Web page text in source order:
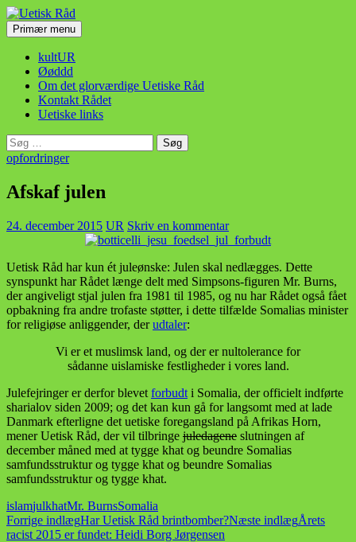
Hop
til
indhold
Uetisk Råd
SøgPrimær menu
kultUR
Øøddd
Om det glorværdige Uetiske Råd
Kontakt Rådet
Uetiske links
Søg
efter:
opfordringer
Afskaf julen
24. december 2015 UR Skriv en kommentar
Uetisk Råd har kun ét juleønske: Julen skal nedlægges. Dette
synspunkt har Rådet længe delt med Simpsons-figuren Mr. Burns,
der angiveligt stjal julen fra 1981 til 1985, og nu har Rådet også fået
opbakning fra andre trofaste støtter, i dette tilfælde Somalias minister
for religiøse anliggender, derudtaler:
Vi er et muslimsk land, og der er nultolerance for
sådanne uislamiske festligheder i vores land.
Julefejringer er derfor blevet forbudt i Somalia, der officielt indførte
sharialov siden 2009; og det kan kun gå for langsomt med at lade
Danmark efterligne det uetiske foregangsland på Afrikas Horn,
mener Uetisk Råd, der vil tilbringe juledagene slutningen af
december måned med at tygge khat og beundre Somalias
samfundsstruktur og tygge khat og beundre Somalias
samfundsstruktur og tygge khat.
islamjulkhatMr. BurnsSomalia
Indlægsnavigation
Forrige indlægHar Uetisk Råd brintbomber?Næste indlægÅrets
racist 2015 er fundet: Heidi Borg Jørgensen